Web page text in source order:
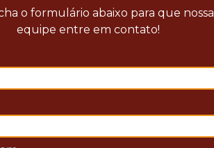
o formulário abaixo para que nossa
equipe entre em contato!